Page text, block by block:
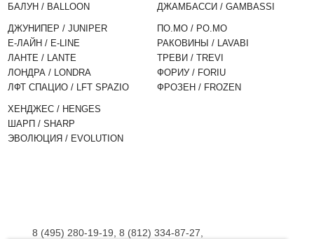
БАЛУН / BALLOON
ДЖАМБАССИ / GAMBASSI
ДЖУНИПЕР / JUNIPER
Е-ЛАЙН / E-LINE
ЛАНТЕ / LANTE
ЛОНДРА / LONDRA
ЛФТ СПАЦИО / LFT SPAZIO
ПО.МО / PO.MO
РАКОВИНЫ / LAVABI
ТРЕВИ / TREVI
ФОРИУ / FORIU
ФРОЗЕН / FROZEN
ХЕНДЖЕС / HENGES
ШАРП / SHARP
ЭВОЛЮЦИЯ / EVOLUTION
8 (495) 280-19-19, 8 (812) 334-87-27,